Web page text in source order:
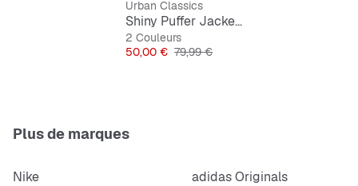
Urban Classics
Shiny Puffer Jacket With Hood
2 Couleurs
Prix
50,00 € Prix original
79,99 €
Plus de marques
Nike
adidas Originals